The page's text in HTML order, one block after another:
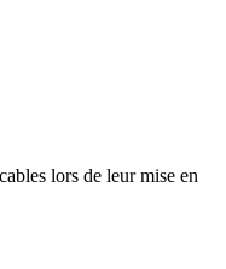
lors de leur mise en